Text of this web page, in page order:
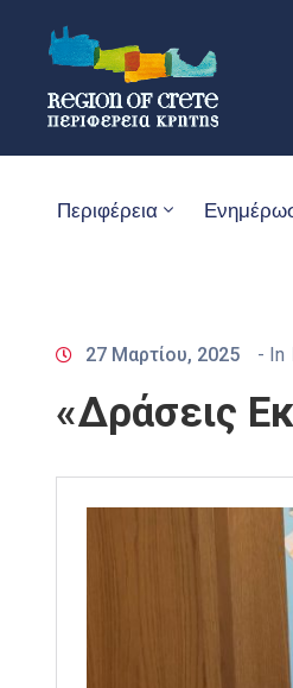
Περιφέρεια
27 Μαρτίου, 2025 - In
«Δράσεις